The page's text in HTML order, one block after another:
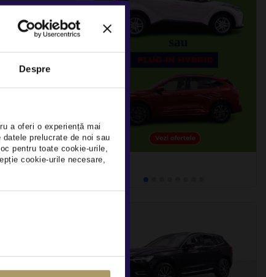
Despre
a oferi o experiență mai
prelucrate de noi sau
pentru toate cookie-urile,
cookie-urile necesare,
2.0L
×